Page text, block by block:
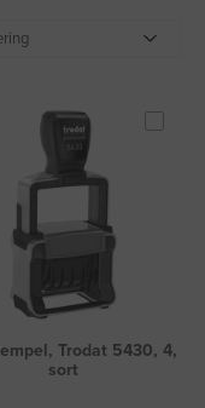
Trodat 5430, 4,
sort